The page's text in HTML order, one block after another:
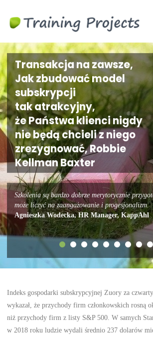
Transakcja na zawsze,
Jak zbudować model
subskrypcji
tak atrakcyjny,
że Państwa klienci nigdy
nie będą chcieli z niego
zrezygnować, Robbie
Kellman Baxter
Szkolenia są bardzo dobrze merytorycznie
może liczyć na zaangażowanie i progesjonalizm.
Agnieszka Wodecka, HR Manager, KappAhl
Indeks gospodarki subskrypcyjnej Zuory za
wykazał, że przychody firm członkowskich rosną
niż przychody firm z listy S&P 500. W samych
w 2018 roku ludzie wydali średnio 237 dolarów